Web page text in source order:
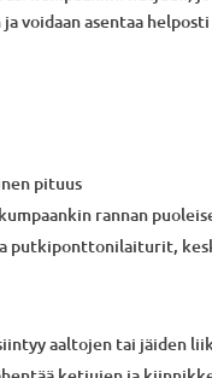
voidaan asentaa
pituus
rannan
putkiponttonilaiturit,
aaltojen tai jäiden